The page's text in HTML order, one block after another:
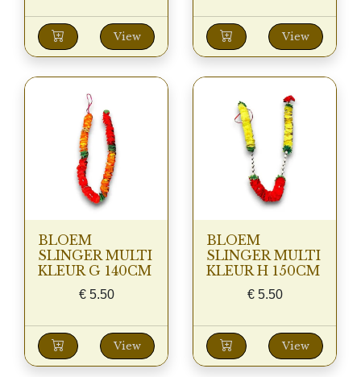
View View
BLOEM
SLINGER MULTI
KLEUR G 140CM
€5.50
View
BLOEM
SLINGER MULTI
KLEUR H 150CM
€5.50
View